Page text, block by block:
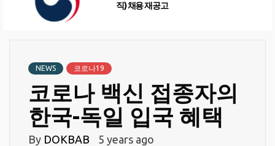
직) 채용 재공고
NEWS 코로나19
코로나 백신 접종자의
한국-독일 입국 혜택
By DOKBAB 5 years ago